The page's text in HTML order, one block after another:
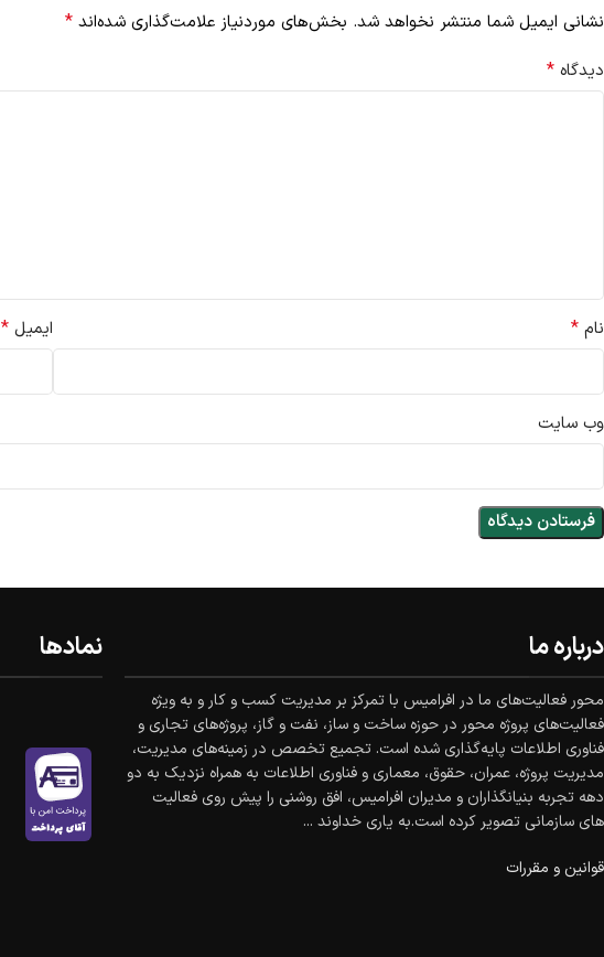
نشانی ایمیل شما منتشر نخواهد شد. بخش‌های موردنیاز علامت‌گذاری شده‌اند *
دیدگاه *
نام * ایمیل*
وب‌ سایت
درباره ما
محور فعالیت‌های ما در افرامیس با تمرکز بر مدیریت کسب و کار و به ویژه
فعالیت‌های پروژه محور در حوزه ساخت و ساز، نفت و گاز، پروژه‌های تجاری و
فناوری اطلاعات پایه‌گذاری شده است. تجمیع تخصص در زمینه‌های مدیریت،
مدیریت پروژه، عمران، حقوق، معماری و فناوری اطلاعات به همراه نزدیک به دو
دهه تجربه بنیانگذاران و مدیران افرامیس، افق روشنی را پیش روی فعالیت
های سازمانی تصویر کرده است.به یاری خداوند ...
قوانین و مقررات
نمادها